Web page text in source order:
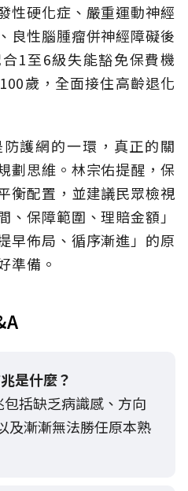
性硬化症、嚴重運動神經
良性腦腫瘤併神經障礙後
1至6級失能豁免保費機
歲，全面接住高齡退化
護網的一環，真正的關
劃思維。 林宗佑提醒，保
衡配置，並建議民眾檢視
保障範圍、理賠金額」
早佈局、循序漸進」的原
準備。
是什麼？
括缺乏病識感、方向
及漸漸無法勝任原本熟